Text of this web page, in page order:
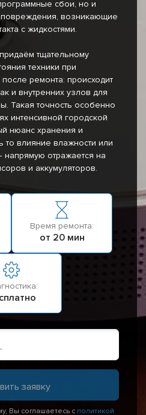
сбои, но и
возникающие
с жидкостями.
тщательному
техники при
ремонта: происходит
и внутренних узлов для
Такая точность особенно
интенсивной городской
нюанс хранения и
то влияние влажности или
отражается на
и аккумуляторов.
Время ремонта:
от 20 мин
Вы соглашаетесь с политикой